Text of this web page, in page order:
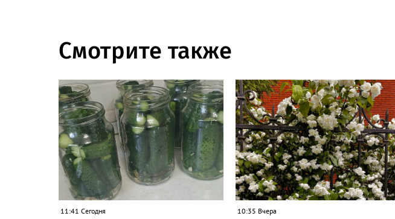
Смотрите также
11:41 Сегодня 10:35 Вчера